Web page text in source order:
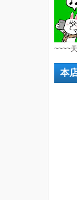
~~~~
本